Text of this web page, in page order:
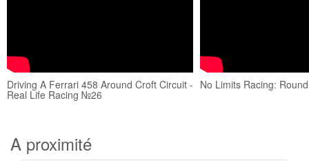
Driving A Ferrari 458 Around Croft Circuit -
Real Life Racing №26
No Limits Racing:
A proximité